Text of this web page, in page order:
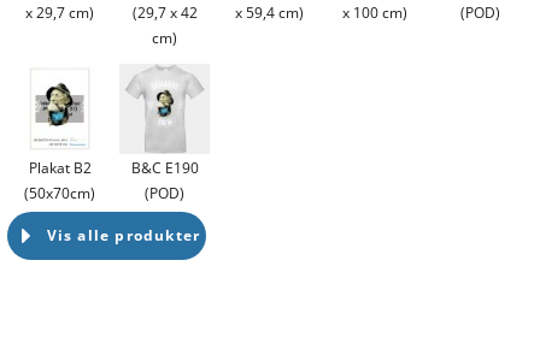
x 29,7 cm)
(29,7 x 42
cm)
x 59,4 cm)
x 100 cm)
(POD)
Plakat B2
(50x70cm)
B&C E190
(POD)
Vis alle produkter